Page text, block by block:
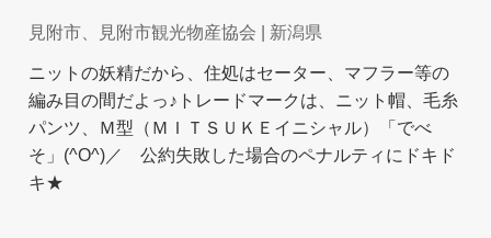
見附市、見附市観光物産協会 | 新潟県
ニットの妖精だから、住処はセーター、マフラー等の
編み目の間だよっ♪トレードマークは、ニット帽、毛糸
パンツ、Ｍ型（ＭＩＴＳＵＫＥイニシャル）「でべ
そ」(^O^)／ 公約失敗した場合のペナルティにドキド
キ★